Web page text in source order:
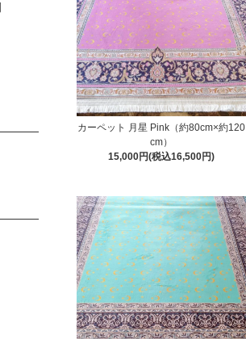
カーペット 月星 Pink（約80cm×約120
cm）
15,000円(税込16,500円)